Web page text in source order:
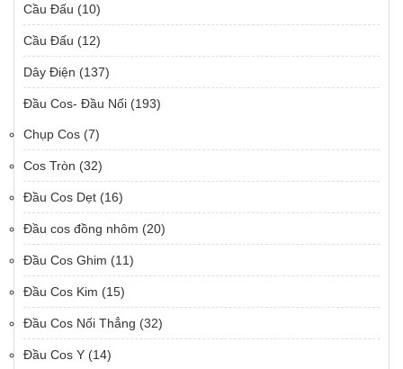
Cầu Đấu (10)
Cầu Đấu (12)
Dây Điện (137)
Đầu Cos- Đầu Nối (193)
Chụp Cos (7)
Cos Tròn (32)
Đầu Cos Dẹt (16)
Đầu cos đồng nhôm (20)
Đầu Cos Ghim (11)
Đầu Cos Kim (15)
Đầu Cos Nối Thẳng (32)
Đầu Cos Y (14)